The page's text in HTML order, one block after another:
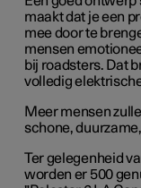
maakt dat je een
mee door te
mensen
bij roadsters. Dat
volledig
Meer mensen
schone,
Ter gelegenheid
worden er 500